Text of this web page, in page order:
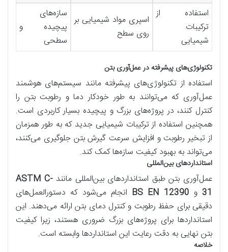
استفاده از
ترکیبات
شیمیایی
اسپری مواد شیمیایی بر
روی سطح
سازه‌های
پیچیده و
سطحی
تکنولوژی‌های پیشرفته در عمل‌آوری بتن
استفاده از تکنولوژی‌های پیشرفته مانند سیستم‌های هوشمند
عمل‌آوری که می‌توانند به طور خودکار دما و رطوبت بتن را
کنترل کنند، در پروژه‌های بزرگ و پیچیده بسیار کاربردی است.
همچنین استفاده از ترکیبات شیمیایی جدید که به طور همزمان
از تبخیر رطوبت و افزایش سرعت گیرش بتن جلوگیری می‌کنند،
می‌تواند به بهبود کیفیت سازه‌ها کمک کند.
استانداردهای بین‌المللی
عمل‌آوری بتن طبق استانداردهای بین‌المللی مانندASTM C-
31 و BS EN 12390 انجام می‌شود که دستورالعمل‌های
دقیقی برای حفظ رطوبت و کنترل دمای بتن ارائه می‌دهند. این
استانداردها برای پروژه‌های بزرگ ضروری هستند، زیرا کیفیت
بتن نهایی به دقت رعایت این استانداردها وابسته است.
خلاصه